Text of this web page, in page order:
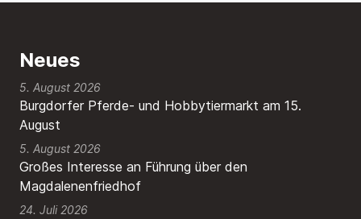
Neues
Burgdorfer Pferde- und Hobbytiermarkt am 15.
August
5. August 2026
Großes Interesse an Führung über den
Magdalenenfriedhof
5. August 2026
24. Juli 2026